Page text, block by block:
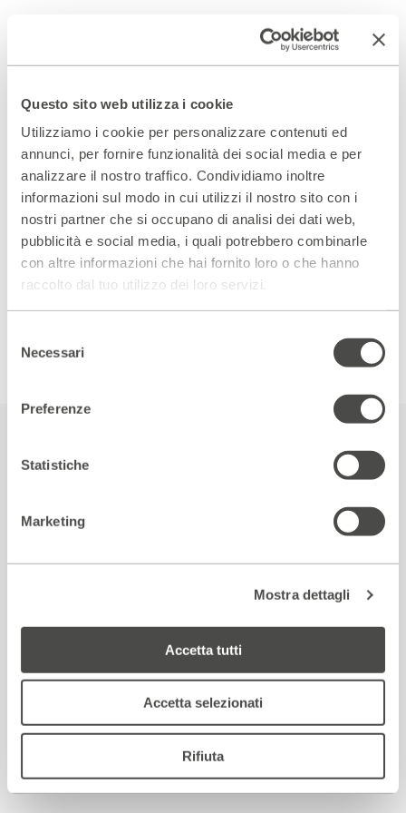
Questo sito web utilizza i cookie
Utilizziamo i cookie per personalizzare contenuti ed
annunci, per fornire funzionalità dei social media e per
analizzare il nostro traffico. Condividiamo inoltre
informazioni sul modo in cui utilizzi il nostro sito con i
nostri partner che si occupano di analisi dei dati web,
pubblicità e social media, i quali potrebbero combinarle
con altre informazioni che hai fornito loro o che hanno
raccolto dal tuo utilizzo dei loro servizi.
delNecessari
Preferenze
Statistiche
Marketing
Mostra dettagli
Accetta tutti
Accetta selezionati
Rifiuta